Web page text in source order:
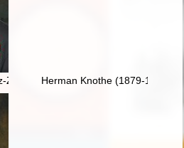
Zaleski : sumienie polskiego Kościoła
Herman Knothe (1879-1961) :